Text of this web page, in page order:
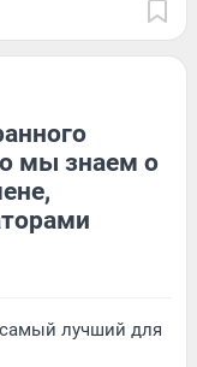
мы знаем о
лучший для